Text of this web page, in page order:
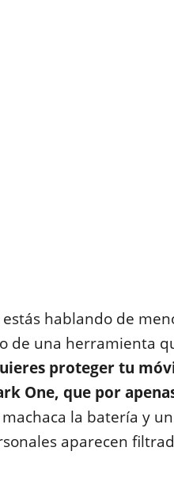
hablando de
de una herramienta
proteger tu
One, que por
la batería y
aparecen